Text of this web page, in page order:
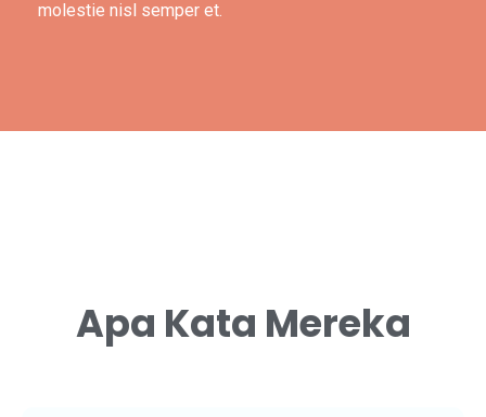
molestie nisl semper et.
Apa Kata Mereka